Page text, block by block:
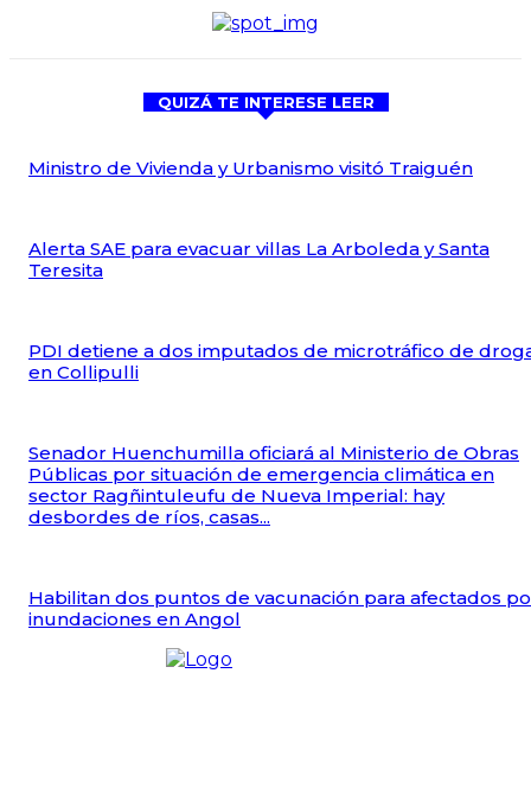
QUIZÁ TE INTERESE LEER
Ministro de Vivienda y Urbanismo visitó Traiguén
Alerta SAE para evacuar villas La Arboleda y Santa
Teresita
PDI detiene a dos imputados de microtráfico de
en Collipulli
Senador Huenchumilla oficiará al Ministerio de Obras
Públicas por situación de emergencia climática en
sector Ragñintuleufu de Nueva Imperial: hay
desbordes de ríos, casas...
Habilitan dos puntos de vacunación para afectados
inundaciones en Angol